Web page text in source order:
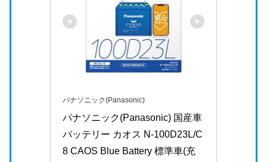
パナソニック(Panasonic)
パナソニック(Panasonic) 国産車
バッテリー カオス N-100D23L/C
8 CAOS Blue Battery 標準車(充